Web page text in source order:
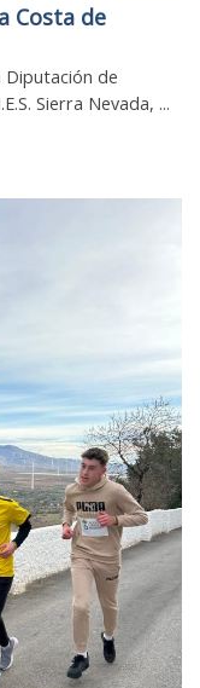
Costa de
Diputación de
Sierra Nevada, ...